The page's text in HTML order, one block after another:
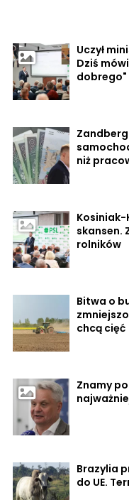
Uczył
Dziś
dobrego"
Zandberg
niż
Kosiniak-
skansen.
rolników
Bitwa o
chcą cięć
Znamy
Brazylia
do UE.